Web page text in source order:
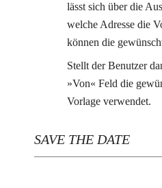
lässt sich über die
welche Adresse die
können die
Stellt der Benutzer
»Von« Feld die
Vorlage verwendet.
SAVE THE DATE